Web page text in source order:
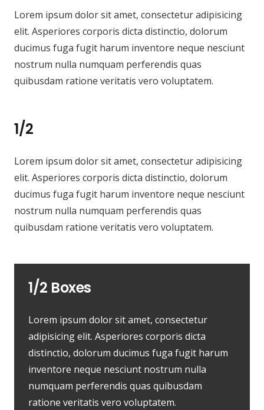
Lorem ipsum dolor sit amet, consectetur adipisicing
elit. Asperiores corporis dicta distinctio, dolorum
ducimus fuga fugit harum inventore neque nesciunt
nostrum nulla numquam perferendis quas
quibusdam ratione veritatis vero voluptatem.
1/2
Lorem ipsum dolor sit amet, consectetur adipisicing
elit. Asperiores corporis dicta distinctio, dolorum
ducimus fuga fugit harum inventore neque nesciunt
nostrum nulla numquam perferendis quas
quibusdam ratione veritatis vero voluptatem.
1/2 Boxes
Lorem ipsum dolor sit amet, consectetur
adipisicing elit. Asperiores corporis dicta
distinctio, dolorum ducimus fuga fugit harum
inventore neque nesciunt nostrum nulla
numquam perferendis quas quibusdam
ratione veritatis vero voluptatem.